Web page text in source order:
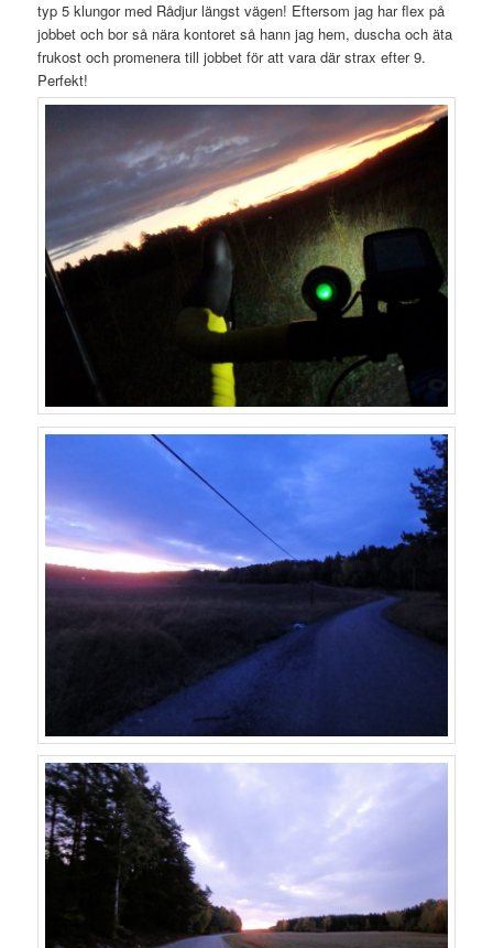
typ 5 klungor med Rådjur längst vägen! Eftersom jag har flex på
jobbet och bor så nära kontoret så hann jag hem, duscha och äta
frukost och promenera till jobbet för att vara där strax efter 9.
Perfekt!